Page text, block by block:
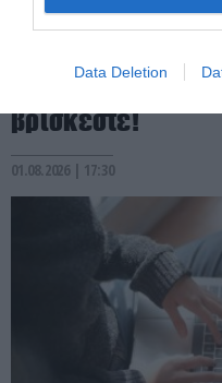
Data Deletion
PRONEWS.GR /ΤΕΧΝΟΛΟΓΙΑ
Γιατί το
W φορτίζει τις
βρίσκεστε!
01.08.2026 | 17:30